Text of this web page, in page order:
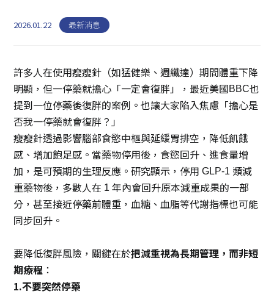
2026.01.22 最新消息
許多人在使用瘦瘦針（如猛健樂、週纖達）期間體重下降
明顯，但一停藥就擔心「一定會復胖」，最近美國BBC也
提到一位停藥後復胖的案例。也讓大家陷入焦慮 「擔心是
否我一停藥就會復胖？」
瘦瘦針透過影響腦部食慾中樞與延緩胃排空，降低飢餓
感、增加飽足感。當藥物停用後，食慾回升、進食量增
加，是可預期的生理反應。研究顯示，停用 GLP-1 類減
重藥物後，多數人在 1年內會回升原本減重成果的一部
分，甚至接近停藥前體重，血糖、血脂等代謝指標也可能
同步回升。
要降低復胖風險，關鍵在於把減重視為長期管理，而非短
期療程 ：
1.不要突然停藥